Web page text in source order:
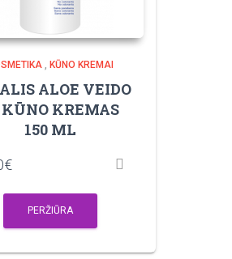
, KŪNO KREMAI
ALOE VEIDO
KREMAS
150 ML
€
PERŽIŪRA